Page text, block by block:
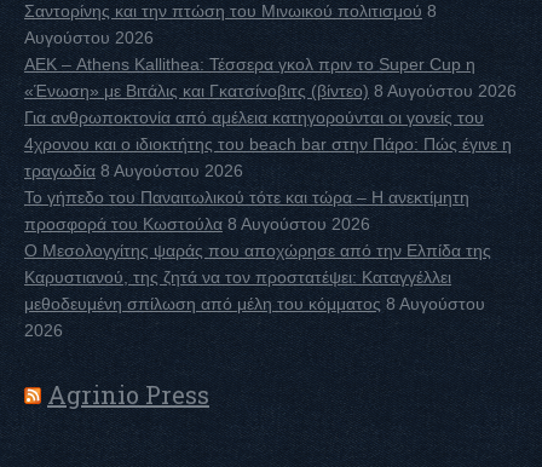
Σαντορίνης και την πτώση του Μινωικού πολιτισμού 8
Αυγούστου 2026
ΑΕΚ – Athens Kallithea: Τέσσερα γκολ πριν το Super Cup η
«Ένωση» με Βιτάλις και Γκατσίνοβιτς (βίντεο) 8 Αυγούστου 2026
Για ανθρωποκτονία από αμέλεια κατηγορούνται οι γονείς του
4χρονου και ο ιδιοκτήτης του beach bar στην Πάρο: Πώς έγινε η
τραγωδία 8 Αυγούστου 2026
Το γήπεδο του Παναιτωλικού τότε και τώρα – Η ανεκτίμητη
προσφορά του Κωστούλα 8 Αυγούστου 2026
Ο Μεσολογγίτης ψαράς που αποχώρησε από την Ελπίδα της
Καρυστιανού, της ζητά να τον προστατέψει: Καταγγέλλει
μεθοδευμένη σπίλωση από μέλη του κόμματος 8 Αυγούστου
2026
Αgrinio Press